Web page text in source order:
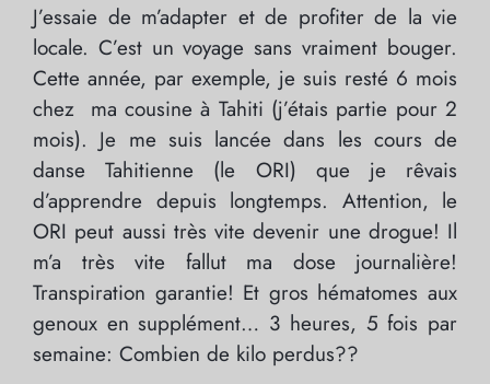
J’essaie de m’adapter et de profiter de la vie
locale. C’est un voyage sans vraiment bouger.
Cette année, par exemple, je suis resté 6 mois
chez ma cousine à Tahiti (j’étais partie pour 2
mois). Je me suis lancée dans les cours de
danse Tahitienne (le ORI) que je rêvais
d’apprendre depuis longtemps. Attention, le
ORI peut aussi très vite devenir une drogue! Il
m’a très vite fallut ma dose journalière!
Transpiration garantie! Et gros hématomes aux
genoux en supplément… 3 heures, 5 fois par
semaine: Combien de kilo perdus??